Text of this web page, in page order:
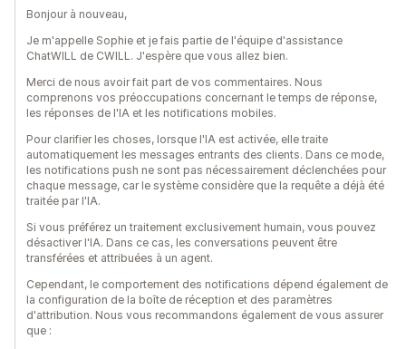
Bonjour à nouveau,
Je m'appelle Sophie et je fais partie de l'équipe d'assistance
ChatWILL de CWILL. J'espère que vous allez bien.
Merci de nous avoir fait part de vos commentaires. Nous
comprenons vos préoccupations concernant le temps de réponse,
les réponses de l'IA et les notifications mobiles.
Pour clarifier les choses, lorsque l'IA est activée, elle traite
automatiquement les messages entrants des clients. Dans ce mode,
les notifications push ne sont pas nécessairement déclenchées pour
chaque message, car le système considère que la requête a déjà été
traitée par l'IA.
Si vous préférez un traitement exclusivement humain, vous pouvez
désactiver l'IA. Dans ce cas, les conversations peuvent être
transférées et attribuées à un agent.
Cependant, le comportement des notifications dépend également de
la configuration de la boîte de réception et des paramètres
d'attribution. Nous vous recommandons également de vous assurer
que :